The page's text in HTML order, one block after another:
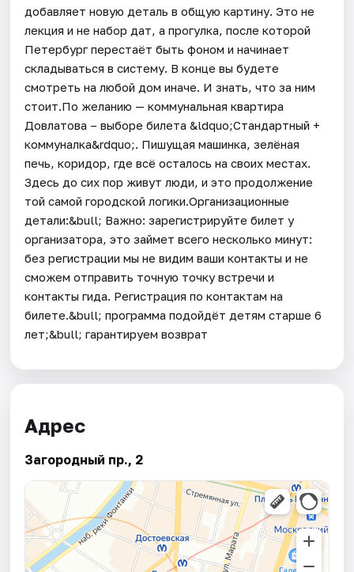
добавляет новую деталь в общую картину. Это не
лекция и не набор дат, а прогулка, после которой
Петербург перестаёт быть фоном и начинает
складываться в систему. В конце вы будете
смотреть на любой дом иначе. И знать, что за ним
стоит.По желанию — коммунальная квартира
Довлатова – выборе билета &ldquo;Стандартный +
коммуналка&rdquo;. Пишущая машинка, зелёная
печь, коридор, где всё осталось на своих местах.
Здесь до сих пор живут люди, и это продолжение
той самой городской логики.Организационные
детали:&bull; Важно: зарегистрируйте билет у
организатора, это займет всего несколько минут:
без регистрации мы не видим ваши контакты и не
сможем отправить точную точку встречи и
контакты гида. Регистрация по контактам на
билете.&bull; программа подойдёт детям старше 6
лет;&bull; гарантируем возврат
Адрес
Загородный пр., 2